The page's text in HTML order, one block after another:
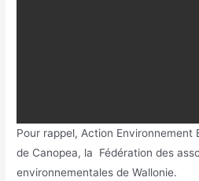
Pour rappel, Action
de Canopea, la Fédération des
environnementales de Wallonie.